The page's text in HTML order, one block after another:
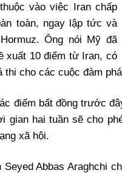
vào việc Iran chấp
toàn, ngay lập tức và
Ông nói Mỹ đã
xuất 10 điểm từ Iran, có
cho các cuộc đàm
điểm bất đồng trước
gian hai tuần sẽ cho
xã hội.
Abbas Araghchi